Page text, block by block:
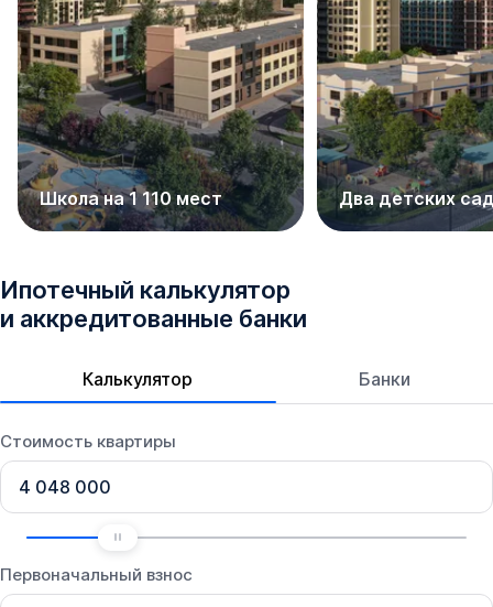
Школа на 1 110 мест Два детских
Ипотечный калькулятор
и аккредитованные банки
Калькулятор Банки
Стоимость квартиры
Первоначальный взнос